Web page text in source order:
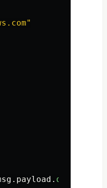
"
. payload . decode